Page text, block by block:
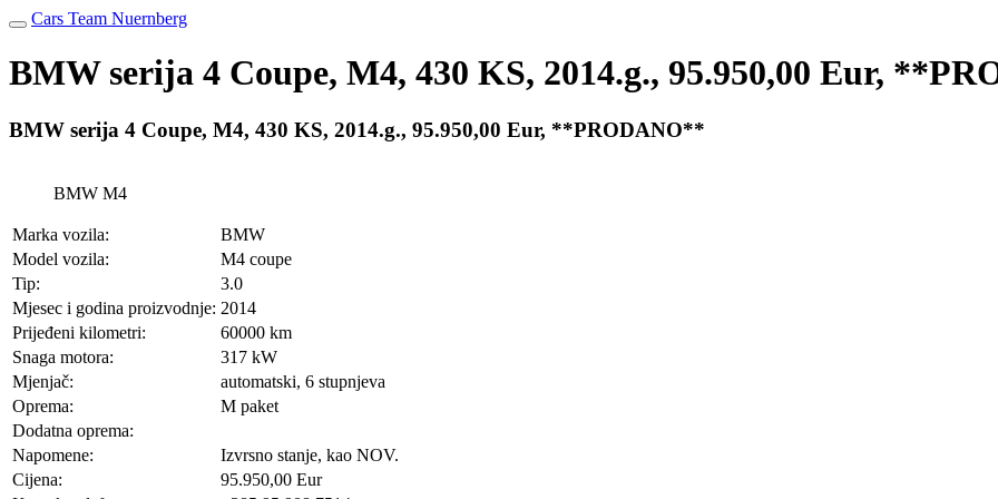
Cars Team Nuernberg
BMW serija 4 Coupe, M4, 430 KS, 2014.g., 95.950,00 Eur,
BMW serija 4 Coupe, M4, 430 KS, 2014.g., 95.950,00 Eur, **PRODANO**
BMW M4
Marka vozila:
BMW
Model vozila:
M4 coupe
Tip:
3.0
Mjesec i godina proizvodnje: 2014
Prijeđeni kilometri:
60000 km
Snaga motora:
317 kW
Mjenjač:
automatski, 6 stupnjeva
Oprema:
M paket
Dodatna oprema:
Napomene:
Izvrsno stanje, kao NOV.
Cijena:
95.950,00 Eur